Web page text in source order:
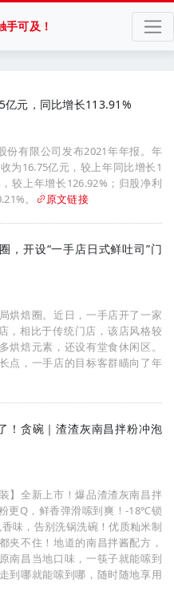
手可及！
元，同比增长113.91%
份有限公司发布2021年年报。年
为16.75亿元，较上年同比增长1
较上年增长126.92%；归股净利
。
原文链接
，开设“一手店日式鲜吐司”门
烘焙圈。近日，一手店开了一家
，相比于传统门店，该店风格较
烘焙元素，还设有堂食休闲区。
点，一手店的目标客群瞄向了年
！贪碗｜渣渣灰南昌拌粉冲泡
】全新上市！爆品渣渣灰南昌拌
更Q，鲜香弹滑嗦到爽！-18℃锁
味，告别洗锅洗碗！优质籼米制
夹不住！地道的南昌拌酱配方，
南昌当地口味，一筷子就能嗦到
到哪就能嗦到哪，随时随地享用